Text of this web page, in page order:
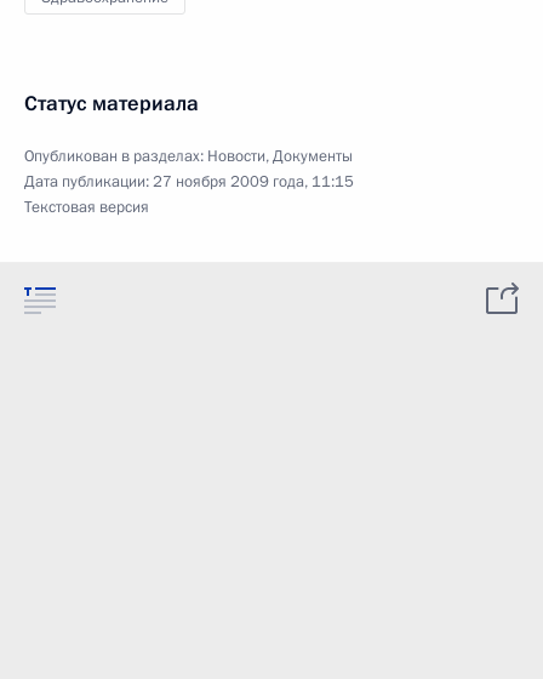
Статус материала
Опубликован в разделах: Новости,Документы
Дата публикации:27 ноября 2009 года, 11:15
Текстовая версия